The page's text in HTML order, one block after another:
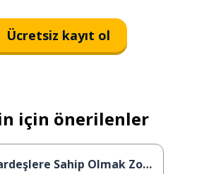
Ücretsiz kayıt ol
için önerilenler
Sahip Olmak Zordur.